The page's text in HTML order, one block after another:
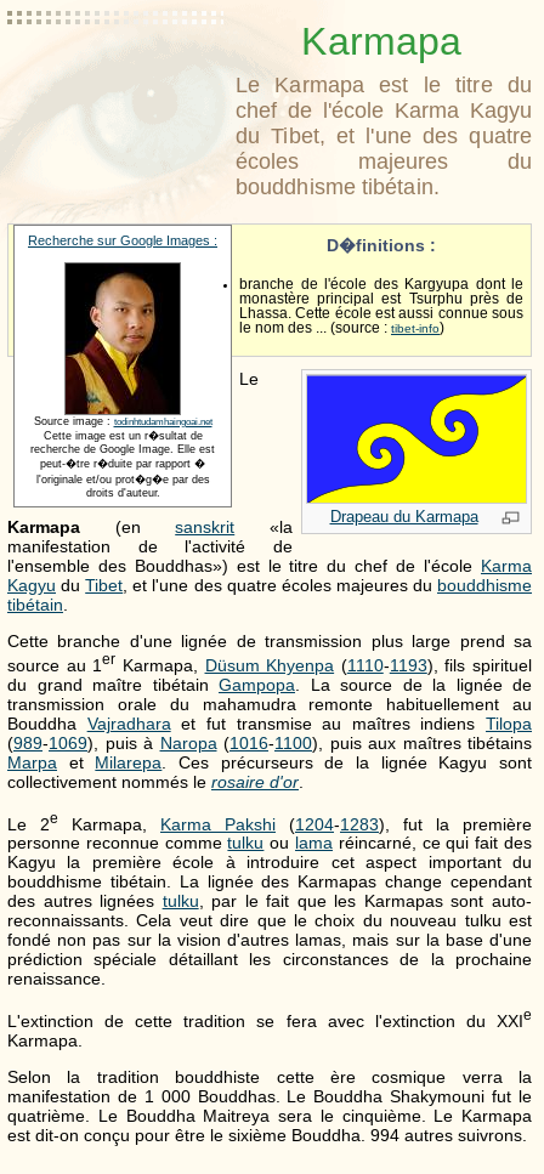
Karmapa
Le Karmapa est le titre du
chef de l'école Karma Kagyu
du Tibet, et l'une des quatre
écoles majeures du
bouddhisme tibétain.
Recherche sur Google Images :
Source image : todinhtudamhaingoai.net
Cette image est un r�sultat de
recherche de Google Image. Elle est
peut-�tre r�duite par rapport �
l'originale et/ou prot�g�e par des
droits d'auteur.
D�finitions :
branche de l'école des Kargyupa dont le
monastère principal est Tsurphu près de
Lhassa. Cette école est aussi connue sous
le nom des ... (source : tibet-info)
Drapeau du Karmapa
Le
Karmapa (ensanskrit «la
manifestation de l'activité de
l'ensemble des Bouddhas») est le titre du chef de l'école Karma
Kagyu duTibet , et l'une des quatre écoles majeures du bouddhisme
tibétain
Cette branche d'une lignée de transmission plus large prend sa
source au 1er Karmapa, Düsum Khyenpa (1110-1193), fils spirituel
du grand maître tibétain Gampopa . La source de la lignée de
transmission orale du mahamudra remonte habituellement au
Bouddha Vajradhara et fut transmise au maîtres indiens Tilopa
(989-1069), puis à Naropa (1016-1100), puis aux maîtres tibétains
Marpa et Milarepa . Ces précurseurs de la lignée Kagyu sont
collectivement nommés le rosaire d'or
Le 2e Karmapa, Karma Pakshi (1204-1283), fut la première
personne reconnue commetulku ou lama réincarné, ce qui fait des
Kagyu la première école à introduire cet aspect important du
bouddhisme tibétain. La lignée des Karmapas change cependant
des autres lignées tulku, par le fait que les Karmapas sont auto-
reconnaissants. Cela veut dire que le choix du nouveau tulku est
fondé non pas sur la vision d'autres lamas, mais sur la base d'une
prédiction spéciale détaillant les circonstances de la prochaine
renaissance.
L'extinction de cette tradition se fera avec l'extinction du XXIe
Karmapa.
Selon la tradition bouddhiste cette ère cosmique verra la
manifestation de 1 000 Bouddhas. Le Bouddha Shakymouni fut le
quatrième. Le Bouddha Maitreya sera le cinquième. Le Karmapa
est dit-on conçu pour être le sixième Bouddha. 994 autres suivrons.